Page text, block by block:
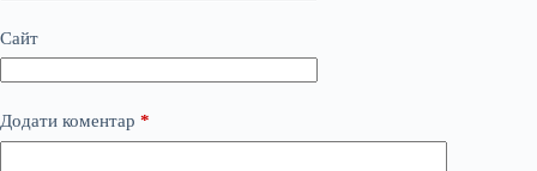
Сайт
Додати коментар *